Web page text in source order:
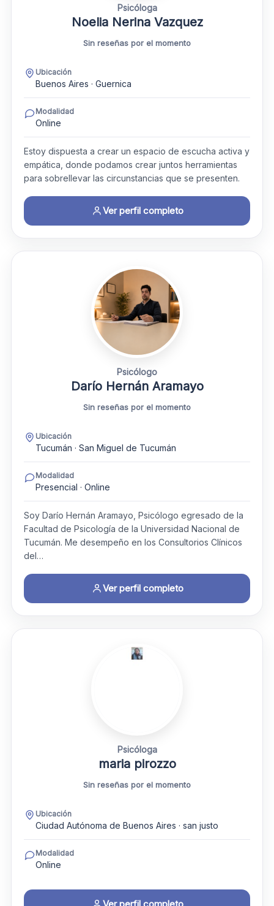
Psicóloga
Noelia Nerina Vazquez
Sin reseñas por el momento
Ubicación
Buenos Aires · Guernica
Modalidad
Online
Estoy dispuesta a crear un espacio de escucha activa y
empática, donde podamos crear juntos herramientas
para sobrellevar las circunstancias que se presenten.
Ver perfil completo
Psicólogo
Darío Hernán Aramayo
Sin reseñas por el momento
Ubicación
Tucumán · San Miguel de Tucumán
Modalidad
Presencial · Online
Soy Darío Hernán Aramayo, Psicólogo egresado de la
Facultad de Psicología de la Universidad Nacional de
Tucumán. Me desempeño en los Consultorios Clínicos
del…
Ver perfil completo
Psicóloga
maria pirozzo
Sin reseñas por el momento
Ubicación
Ciudad Autónoma de Buenos Aires · san justo
Modalidad
Online